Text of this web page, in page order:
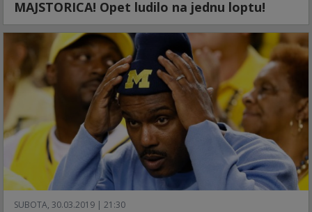
MAJSTORICA! Opet ludilo na jednu loptu!
SUBOTA, 30.03.2019 | 21:30